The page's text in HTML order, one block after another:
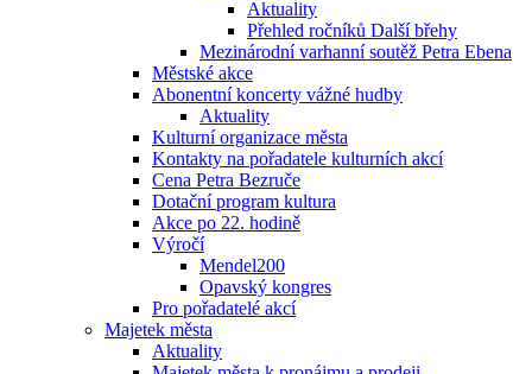
Aktuality
Přehled ročníků Další břehy
Mezinárodní varhanní soutěž Petra Ebena
Městské akce
Abonentní koncerty vážné hudby
Aktuality
Kulturní organizace města
Kontakty na pořadatele kulturních akcí
Cena Petra Bezruče
Dotační program kultura
Akce po 22. hodině
Výročí
Mendel200
Opavský kongres
Pro pořadatelé akcí
Majetek města
Aktuality